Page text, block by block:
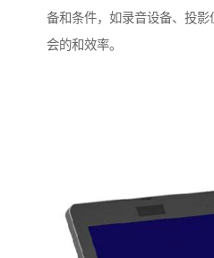
备和条件，如录音设备、投
会的和效率。